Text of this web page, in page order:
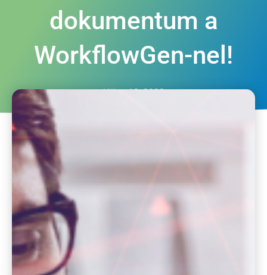
dokumentum a
WorkflowGen-nel!
július 18, 2023